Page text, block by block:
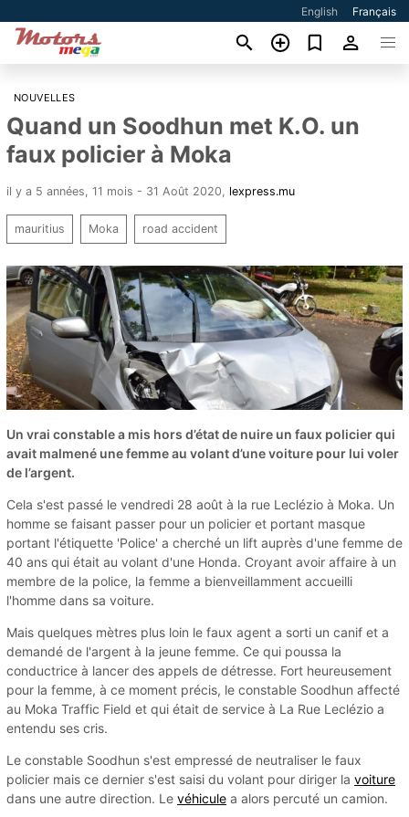
English Français
NOUVELLES
Quand un Soodhun met K.O. un
faux policier à Moka
il y a 5 années, 11 mois - 31 Août 2020 lexpress.mu
mauritius Moka road accident
Un vrai constable a mis hors d’état de nuire un faux policier qui
avait malmené une femme au volant d’une voiture pour lui voler
de l’argent.
Cela s'est passé le vendredi 28 août à la rue Leclézio à Moka. Un
homme se faisant passer pour un policier et portant masque
portant l'étiquette 'Police' a cherché un lift auprès d'une femme de
40 ans qui était au volant d'une Honda. Croyant avoir affaire à un
membre de la police, la femme a bienveillamment accueilli
l'homme dans sa voiture.
Mais quelques mètres plus loin le faux agent a sorti un canif et a
demandé de l'argent à la jeune femme. Ce qui poussa la
conductrice à lancer des appels de détresse. Fort heureusement
pour la femme, à ce moment précis, le constable Soodhun affecté
au Moka Traffic Field et qui était de service à La Rue Leclézio a
entendu ses cris.
Le constable Soodhun s'est empressé de neutraliser le faux
policier mais ce dernier s'est saisi du volant pour diriger la voiture
dans une autre direction. Le véhicule a alors percuté un camion.